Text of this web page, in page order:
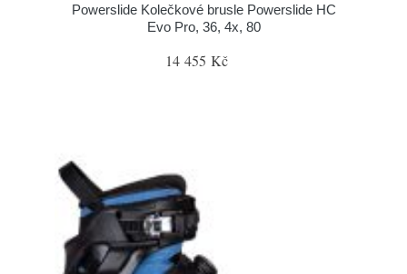
Powerslide Kolečkové brusle Powerslide HC
Evo Pro, 36, 4x, 80
14 455 Kč